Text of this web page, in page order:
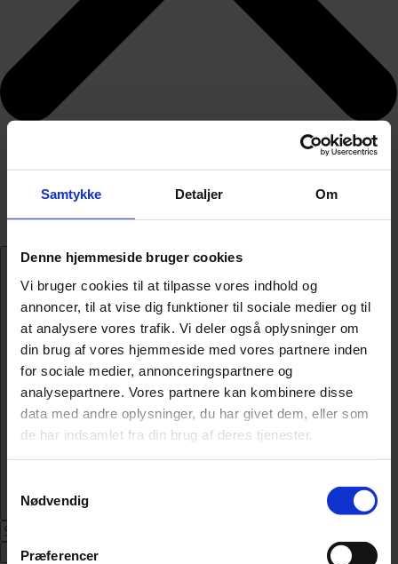
Samtykke Detaljer Om
Denne hjemmeside bruger cookies
Vi bruger cookies til at tilpasse vores indhold og
annoncer, til at vise dig funktioner til sociale medier og til
at analysere vores trafik. Vi deler også oplysninger om
din brug af vores hjemmeside med vores partnere inden
for sociale medier, annonceringspartnere og
analysepartnere. Vores partnere kan kombinere disse
data med andre oplysninger, du har givet dem, eller som
de har indsamlet fra din brug af deres tjenester.
Nødvendig
Præferencer
Abonnér